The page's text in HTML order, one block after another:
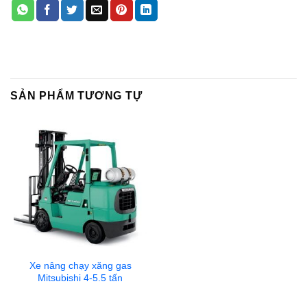
SẢN PHẨM TƯƠNG TỰ
Xe nâng chạy xăng gas
Mitsubishi 4-5.5 tấn